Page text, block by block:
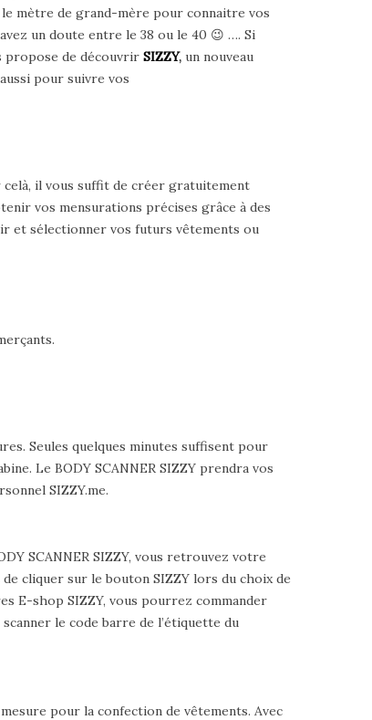
mètre de grand-mère pour connaitre vos
un doute entre le 38 ou le 40 😉 …. Si
propose de découvrir SIZZY, un nouveau
pour suivre vos
celà, il vous suffit de créer gratuitement
vos mensurations précises grâce à des
et sélectionner vos futurs vêtements ou
Seules quelques minutes suffisent pour
Le BODY SCANNER SIZZY prendra vos
SIZZY.me.
SCANNER SIZZY, vous retrouvez votre
cliquer sur le bouton SIZZY lors du choix de
E-shop SIZZY, vous pourrez commander
le code barre de l’étiquette du
pour la confection de vêtements. Avec